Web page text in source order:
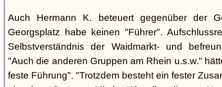
Auch Hermann K. beteuert gegenüber der
Georgsplatz habe keinen "Führer".
Selbstverständnis der Waidmarkt- und
"Auch die anderen Gruppen am Rhein u.s.w."
feste Führung". "Trotzdem besteht ein fester